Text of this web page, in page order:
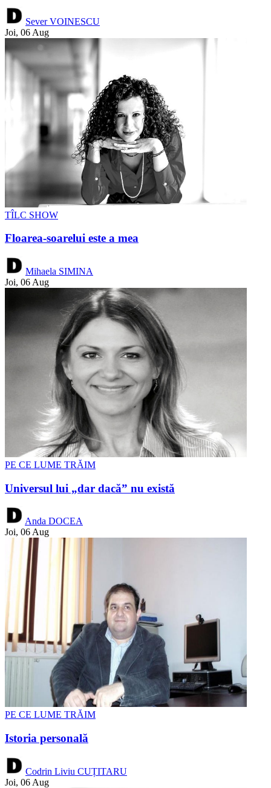
Sever VOINESCU
Joi, 06 Aug
TÎLC SHOW
Floarea-soarelui este a mea
Mihaela SIMINA
Joi, 06 Aug
PE CE LUME TRĂIM
Universul lui „dar dacă” nu există
Anda DOCEA
Joi, 06 Aug
PE CE LUME TRĂIM
Istoria personală
Codrin Liviu CUȚITARU
Joi, 06 Aug